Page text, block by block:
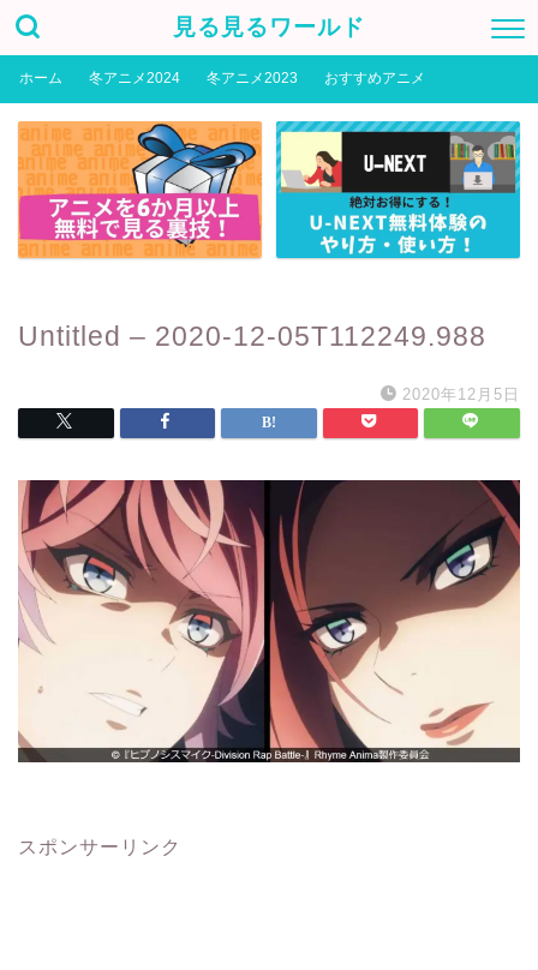
見る見るワールド
ホーム 冬アニメ2024 冬アニメ2023 おすすめアニメ
Untitled – 2020-12-05T112249.988
2020年12月5日
スポンサーリンク